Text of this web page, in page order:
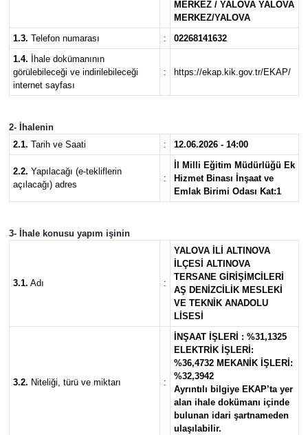
MERKEZ / YALOVA YALOVA
MERKEZ/YALOVA
1.3. Telefon numarası :
02268141632
1.4. İhale dokümanının
görülebileceği ve indirilebileceği
internet sayfası
: https://ekap.kik.gov.tr/EKAP/
2-
halenin
2.1. Tarih ve Saati : 12.06.2026 - 14:00
2.2. Yapılacağı (e-tekliflerin
açılacağı) adres
:
l Milli Eğitim Müdürlüğü Ek
Hizmet Binası nşaat ve
Emlak Birimi Odası Kat:1
3- hale konusu yapım işinin
3.1. Adı :
YALOVA Lİ ALTINOVA
LÇES ALTINOVA
TERSANE Gİ RİŞİ MCİ LERİ
AŞ DEN ZCİ Lİ K MESLEKİ
VE TEKN K ANADOLU
Lİ SES
3.2. Niteliği, türü ve miktarı :
NŞAAT İŞ LERİ : %31,1325
ELEKTRİ K İŞ LERİ :
%36,4732 MEKAN K İŞ LERİ :
%32,3942
Ayrıntı ı bilgiye EKAP’ta yer
alan ihale dokümanı içinde
bulunan idari şartnameden
ulaşı labilir.